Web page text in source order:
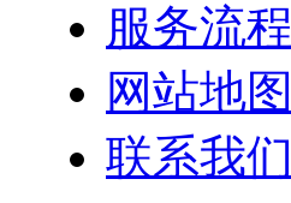
服务流程
网站地图
联系我们